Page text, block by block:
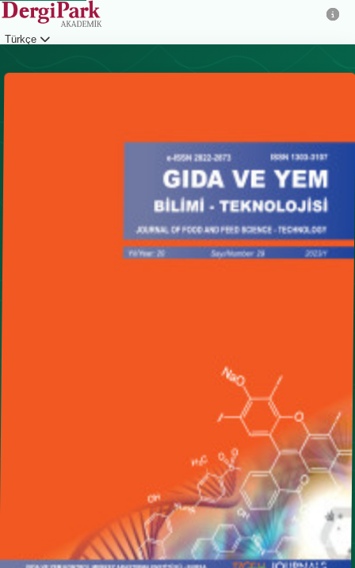
Türkçe